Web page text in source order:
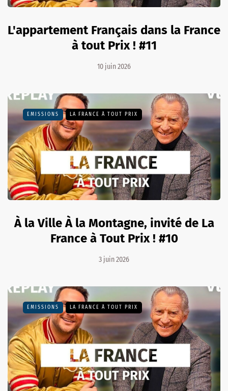
L'appartement Français dans la France
à tout Prix ! #11
10 juin 2026
EMISSIONS LA FRANCE À TOUT PRIX
À la Ville À la Montagne, invité de La
France à Tout Prix ! #10
3 juin 2026
EMISSIONS LA FRANCE À TOUT PRIX